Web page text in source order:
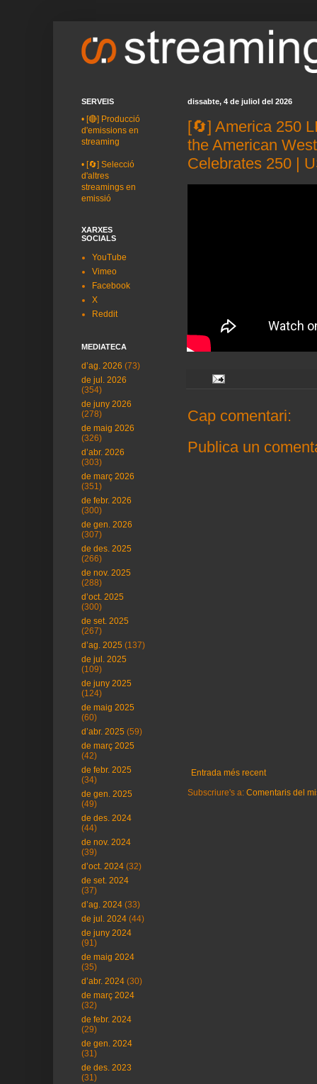
dissabte, 4 de juliol del 2026
[🔄] America 250
the American
Celebrates 250 |
Cap comentari:
Publica un
Entrada més recent
Subscriure's a: Comentaris del
SERVEIS
• [🔴] Producció
d'emissions en
streaming
• [🔄] Selecció
d'altres
streamings en
emissió
XARXES
SOCIALS
YouTube
Vimeo
Facebook
X
Reddit
MEDIATECA
d’ag. 2026 (73)
de jul. 2026
(354)
de juny 2026
(278)
de maig 2026
(326)
d’abr. 2026
(303)
de març 2026
(351)
de febr. 2026
(300)
de gen. 2026
(307)
de des. 2025
(266)
de nov. 2025
(288)
d’oct. 2025
(300)
de set. 2025
(267)
d’ag. 2025 (137)
de jul. 2025
(109)
de juny 2025
(124)
de maig 2025
(60)
d’abr. 2025 (59)
de març 2025
(42)
de febr. 2025
(34)
de gen. 2025
(49)
de des. 2024
(44)
de nov. 2024
(39)
d’oct. 2024 (32)
de set. 2024
(37)
d’ag. 2024 (33)
de jul. 2024 (44)
de juny 2024
(91)
de maig 2024
(35)
d’abr. 2024 (30)
de març 2024
(32)
de febr. 2024
(29)
de gen. 2024
(31)
de des. 2023
(31)